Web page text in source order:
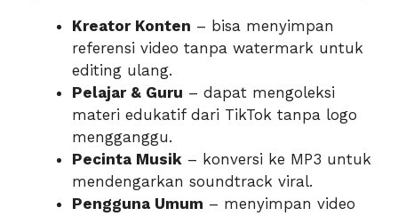
Kreator Konten – bisa menyimpan
referensi video tanpa watermark untuk
editing ulang.
Pelajar & Guru – dapat mengoleksi
materi edukatif dari TikTok tanpa logo
mengganggu.
Pecinta Musik – konversi ke MP3 untuk
mendengarkan soundtrack viral.
Pengguna Umum – menyimpan video